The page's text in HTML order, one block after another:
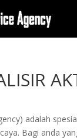
adalah
Bagi anda